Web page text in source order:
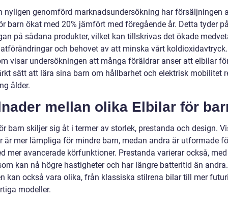
nyligen genomförd marknadsundersökning har försäljningen
barn ökat med 20% jämfört med föregående år. Detta tyder
på sådana produkter, vilket kan tillskrivas det ökade
och behovet av att minska vårt koldioxidavtryck.
visar undersökningen att många föräldrar anser att elbilar
sätt att lära sina barn om hållbarhet och elektrisk mobilitet
ålder.
mellan olika Elbilar för
barn skiljer sig åt i termer av storlek, prestanda och design.
är mer lämpliga för mindre barn, medan andra är utformade
mer avancerade körfunktioner. Prestanda varierar också,
kan nå högre hastigheter och har längre batteritid än andra.
kan också vara olika, från klassiska stilrena bilar till mer
modeller.